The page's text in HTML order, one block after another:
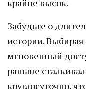
крайне высок.
Забудьте о
истории.
мгновенный
раньше
круглосуточно,